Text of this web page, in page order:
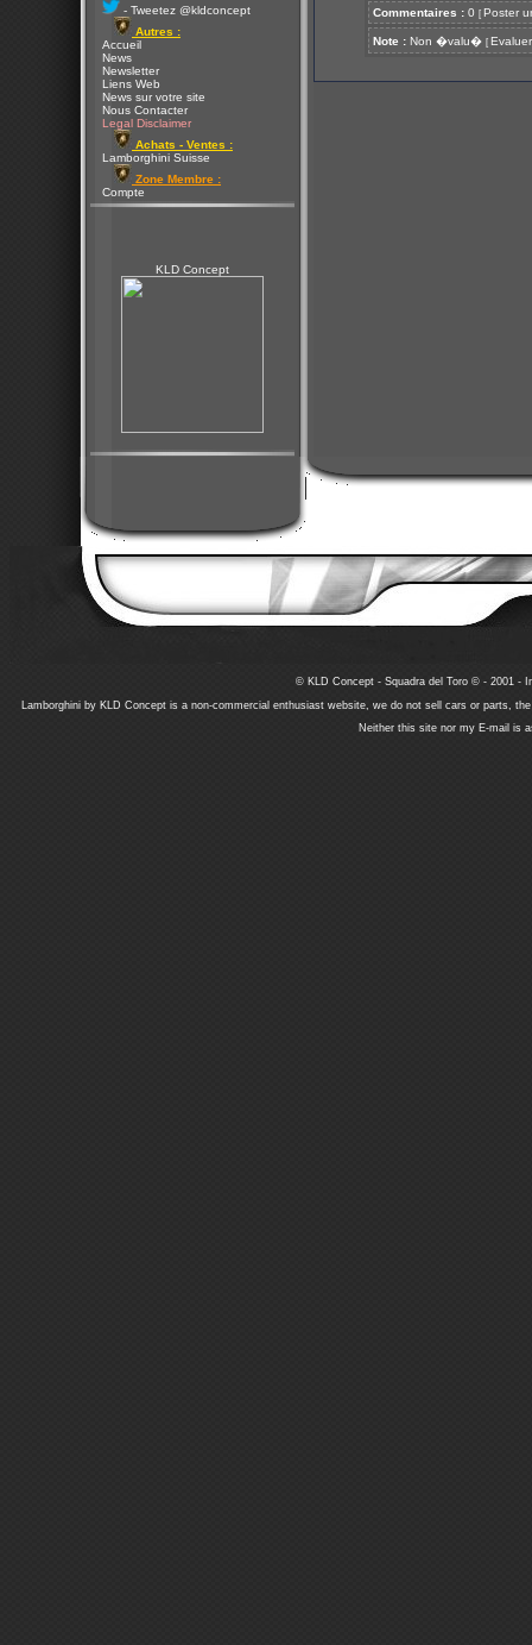
- Tweetez @kldconcept
Autres :
Accueil
News
Newsletter
Liens Web
News sur votre site
Nous Contacter
Legal Disclaimer
Achats - Ventes :
Lamborghini Suisse
Zone Membre :
Compte
KLD Concept
Commentaires : 0 [ Poster
Note : Non �valu� [ Evaluer
© KLD Concept - Squadra del Toro © - 2001 -
Lamborghini by KLD Concept is a non-commercial enthusiast website, we do not sell cars or parts,
Neither this site nor my E-mail is